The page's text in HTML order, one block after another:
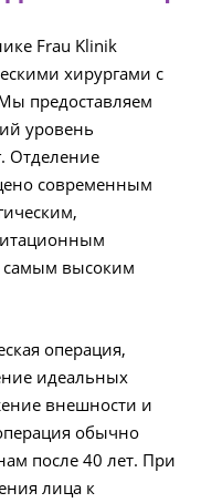
Frau Klinik
хирургами с
предоставляем
уровень
Отделение
современным
высоким
операция,
идеальных
внешности и
обычно
после 40 лет. При
лица к